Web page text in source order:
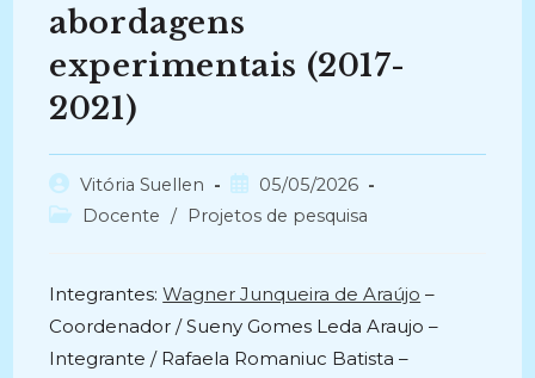
abordagens
experimentais (2017-
2021)
Autor
do
Vitória Suellen
Post
publicado:
05/05/2026
Categoria
Docente / Projetos de pesquisa
Integrantes:Wagner Junqueira de Araújo –
Coordenador / Sueny Gomes Leda Araujo –
Integrante / Rafaela Romaniuc Batista –